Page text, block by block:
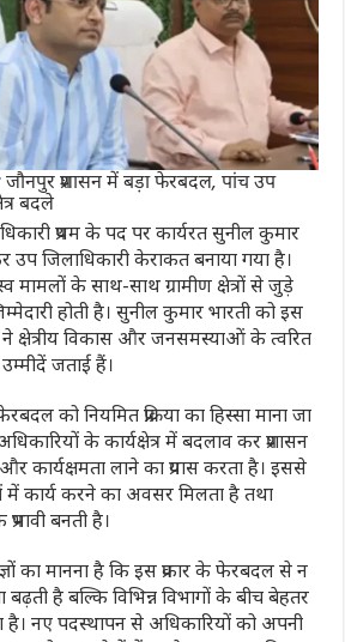
प्रशासन में बड़ा फेरबदल, पांच उप
बदले
प्रथम के पद पर कार्यरत सुनील कुमार
उप जिलाधिकारी केराकत बनाया गया है।
के साथ-साथ ग्रामीण क्षेत्रों से जुड़े
होती है। सुनील कुमार भारती को इस
ने क्षेत्रीय विकास और जनसमस्याओं के त्वरित
जताई हैं।
को नियमित प्रक्रिया का हिस्सा माना जा
के कार्यक्षेत्र में बदलाव कर प्रशासन
और कार्यक्षमता लाने का प्रयास करता है। इससे
में कार्य करने का अवसर मिलता है तथा
बनती है।
का मानना है कि इस प्रकार के फेरबदल से न
बढ़ती है बल्कि विभिन्न विभागों के बीच बेहतर
है। नए पदस्थापन से अधिकारियों को अपनी